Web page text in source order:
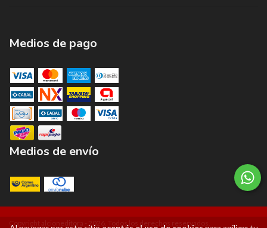
Medios de pago
Medios de envío
Copyright alcioneditora - 2026. Todos los derechos reservados.